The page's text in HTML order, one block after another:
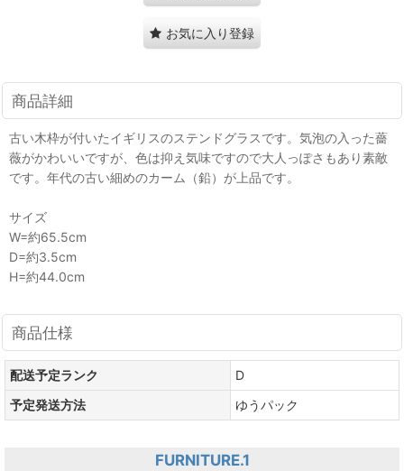
お気に入り登録
商品詳細
古い木枠が付いたイギリスのステンドグラスです。気泡の入った薔
薇がかわいいですが、色は抑え気味ですので大人っぽさもあり素敵
です。年代の古い細めのカーム（鉛）が上品です。
サイズ
W=約65.5cm
D=約3.5cm
H=約44.0cm
商品仕様
配送予定ランク
D
予定発送方法
ゆうパック
FURNITURE.1